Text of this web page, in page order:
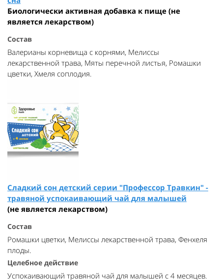
Биологически активная добавка к пище (не
является лекарством)
Состав
Валерианы корневища с корнями, Мелиссы
лекарственной трава, Мяты перечной листья, Ромашки
цветки, Хмеля соплодия.
Сладкий сон детский серии "Профессор Травкин" -
травяной успокаивающий чай для малышей
(не является лекарством)
Состав
Ромашки цветки, Мелиссы лекарственной трава, Фенхеля
плоды.
Целебное действие
Успокаивающий травяной чай для малышей с 4 месяцев.